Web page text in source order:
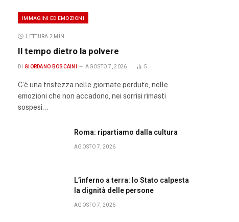
IMMAGINI ED EMOZIONI
LETTURA 2 MIN.
Il tempo dietro la polvere
DI GIORDANO BOSCAINI AGOSTO 7, 2026 5
C’è una tristezza nelle giornate perdute, nelle
emozioni che non accadono, nei sorrisi rimasti
sospesi…
Roma: ripartiamo dalla cultura
AGOSTO 7, 2026
L’inferno a terra: lo Stato calpesta
la dignità delle persone
AGOSTO 7, 2026